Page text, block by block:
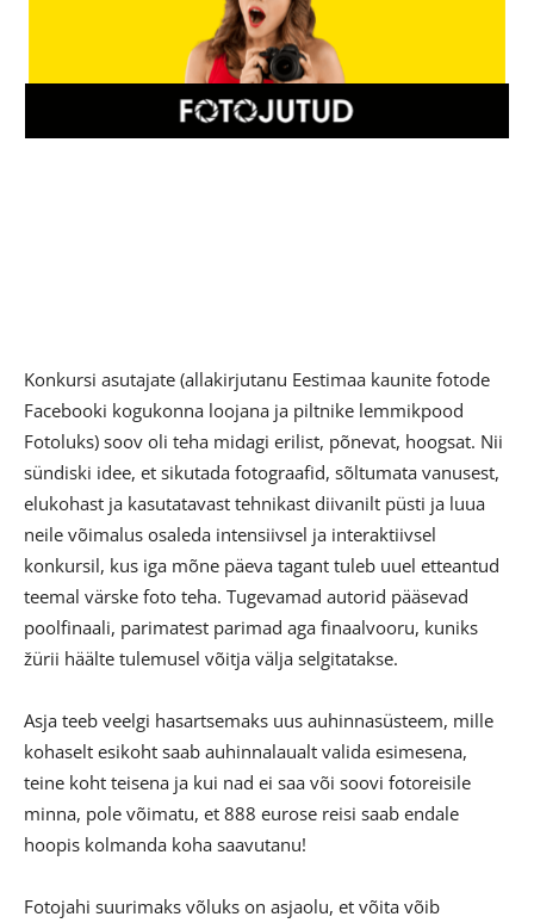
Konkursi asutajate (allakirjutanu Eestimaa kaunite fotode
Facebooki kogukonna loojana ja piltnike lemmikpood
Fotoluks) soov oli teha midagi erilist, põnevat, hoogsat. Nii
sündiski idee, et sikutada fotograafid, sõltumata vanusest,
elukohast ja kasutatavast tehnikast diivanilt püsti ja luua
neile võimalus osaleda intensiivsel ja interaktiivsel
konkursil, kus iga mõne päeva tagant tuleb uuel etteantud
teemal värske foto teha. Tugevamad autorid pääsevad
poolfinaali, parimatest parimad aga finaalvooru, kuniks
žürii häälte tulemusel võitja välja selgitatakse.
Asja teeb veelgi hasartsemaks uus auhinnasüsteem, mille
kohaselt esikoht saab auhinnalaualt valida esimesena,
teine koht teisena ja kui nad ei saa või soovi fotoreisile
minna, pole võimatu, et 888 eurose reisi saab endale
hoopis kolmanda koha saavutanu!
Fotojahi suurimaks võluks on asjaolu, et võita võib